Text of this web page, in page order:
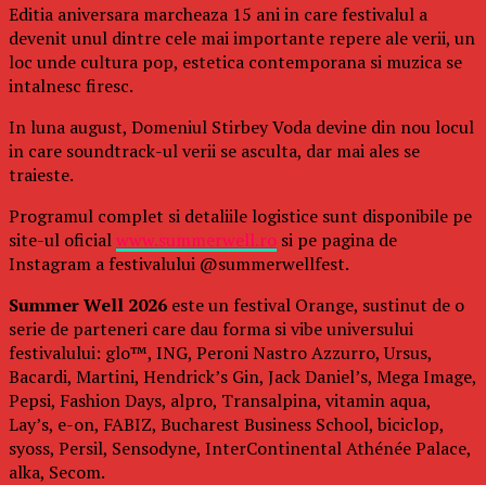
Editia aniversara marcheaza 15 ani in care festivalul a
devenit unul dintre cele mai importante repere ale verii, un
loc unde cultura pop, estetica contemporana si muzica se
intalnesc firesc.
In luna august, Domeniul Stirbey Voda devine din nou locul
in care soundtrack-ul verii se asculta, dar mai ales se
traieste.
Programul complet si detaliile logistice sunt disponibile pe
site-ul oficialwww.summerwell.ro si pe pagina de
Instagram a festivalului @summerwellfest.
Summer Well 2026 este un festival Orange, sustinut de o
serie de parteneri care dau forma si vibe universului
festivalului: glo™, ING, Peroni Nastro Azzurro, Ursus,
Bacardi, Martini, Hendrick’s Gin, Jack Daniel’s, Mega Image,
Pepsi, Fashion Days, alpro, Transalpina, vitamin aqua,
Lay’s, e-on, FABIZ, Bucharest Business School, biciclop,
syoss, Persil, Sensodyne, InterContinental Athénée Palace,
alka, Secom.